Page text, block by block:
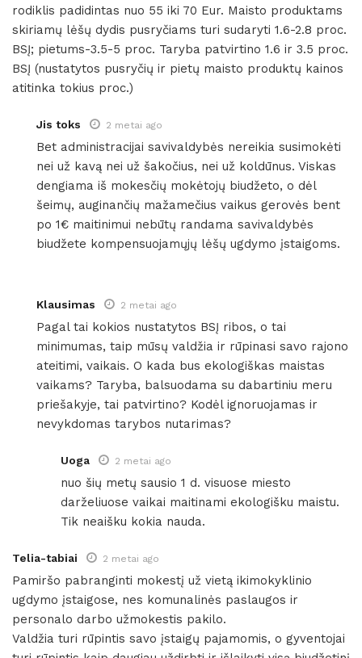
rodiklis padidintas nuo 55 iki 70 Eur. Maisto produktams
skiriamų lėšų dydis pusryčiams turi sudaryti 1.6-2.8 proc.
BSĮ; pietums-3.5-5 proc. Taryba patvirtino 1.6 ir 3.5 proc.
BSĮ (nustatytos pusryčių ir pietų maisto produktų kainos
atitinka tokius proc.)
Jis toks 2 metai ago
Bet administracijai savivaldybės nereikia susimokėti
nei už kavą nei už šakočius, nei už koldūnus. Viskas
dengiama iš mokesčių mokėtojų biudžeto, o dėl
šeimų, auginančių mažamečius vaikus gerovės bent
po 1€ maitinimui nebūtų randama savivaldybės
biudžete kompensuojamųjų lėšų ugdymo įstaigoms.
Klausimas 2 metai ago
Pagal tai kokios nustatytos BSĮ ribos, o tai
minimumas, taip mūsų valdžia ir rūpinasi savo rajono
ateitimi, vaikais. O kada bus ekologiškas maistas
vaikams? Taryba, balsuodama su dabartiniu meru
priešakyje, tai patvirtino? Kodėl ignoruojamas ir
nevykdomas tarybos nutarimas?
Uoga 2 metai ago
nuo šių metų sausio 1 d. visuose miesto
darželiuose vaikai maitinami ekologišku maistu.
Tik neaišku kokia nauda.
Telia-tabiai 2 metai ago
Pamiršo pabranginti mokestį už vietą ikimokyklinio
ugdymo įstaigose, nes komunalinės paslaugos ir
personalo darbo užmokestis pakilo.
Valdžia turi rūpintis savo įstaigų pajamomis, o gyventojai